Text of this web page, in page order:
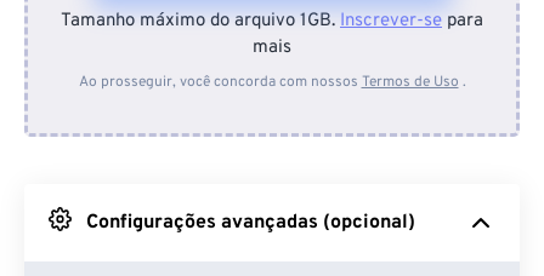
Do dispositivo
Do Google Drive
Tamanho máximo do arquivo 1GB. Inscrever-se para
mais
Ao prosseguir, você concorda com nossos Termos de Uso .
Configurações avançadas (opcional)